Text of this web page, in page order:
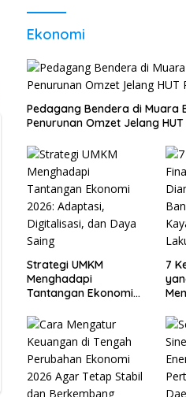
Ekonomi
Pedagang Bendera di Muara
Penurunan Omzet Jelang HUT
Strategi UMKM
Menghadapi
Tantangan Ekonomi
Digitalisasi, dan Daya
Saing
7